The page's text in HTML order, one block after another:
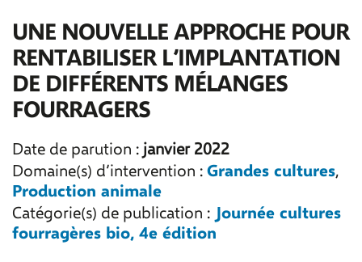
UNE NOUVELLE APPROCHE POUR
RENTABILISER L’IMPLANTATION
DE DIFFÉRENTS MÉLANGES
FOURRAGERS
Date de parution : janvier 2022
Domaine(s) d’intervention : Grandes cultures,
Production animale
Catégorie(s) de publication : Journée cultures
fourragères bio, 4e édition